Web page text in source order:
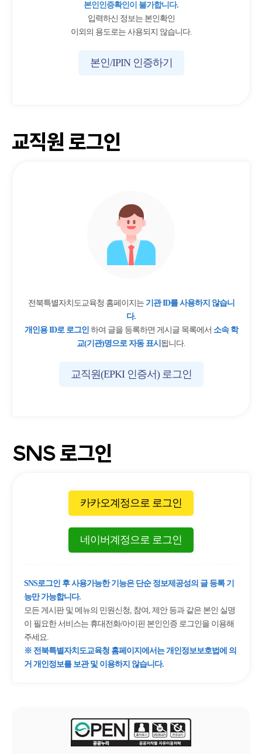
본인인증확인이 불가합니다.
입력하신 정보는 본인확인
이외의 용도로는 사용되지 않습니다.
본인/IPIN 인증하기
교직원 로그인
전북특별자치도교육청 홈페이지는 기관 ID를 사용하지 않습니
다.
개인용 ID로 로그인하여 글을 등록하면 게시글 목록에서 소속 학
교(기관)명으로 자동 표시 됩니다.
교직원(EPKI 인증서) 로그인
SNS 로그인
카카오계정으로 로그인
네이버계정으로 로그인
SNS로그인 후 사용가능한 기능은 단순 정보제공성의 글 등록 기
능만 가능합니다.
모든 게시판 및 메뉴의 민원신청, 참여, 제안 등과 같은 본인 실명
이 필요한 서비스는 휴대전화/아이핀 본인인증 로그인을 이용해
주세요.
※ 전북특별자치도교육청 홈페이지에서는 개인정보보호법에 의
거 개인정보를 보관 및 이용하지 않습니다.